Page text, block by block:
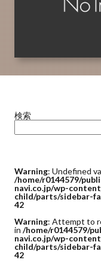
検索
Warning: Undefined
/home/r0144579/
navi.co.jp/wp-
child/parts/sidebar-
42
Warning: Attempt to
in /home/r0144579/
navi.co.jp/wp-
child/parts/sidebar-
42